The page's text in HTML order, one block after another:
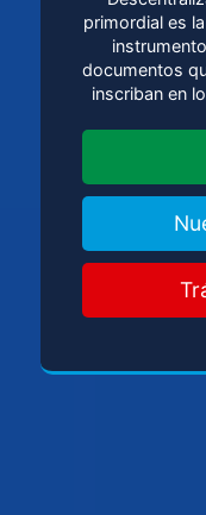
primordial es
documentos
inscriban en